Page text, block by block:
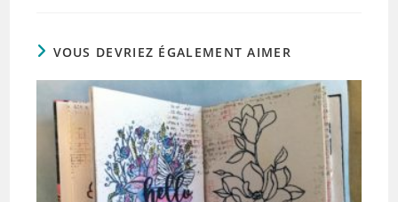
VOUS DEVRIEZ ÉGALEMENT AIMER